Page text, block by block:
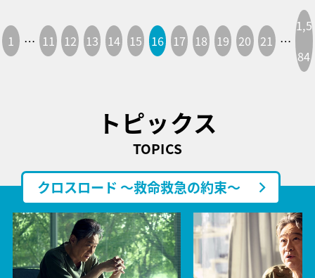
1 … 11 12 13 14 15 16 17 18 19 20 21 …
1,5
84
トピックス
TOPICS
クロスロード ～救命救急の約束～